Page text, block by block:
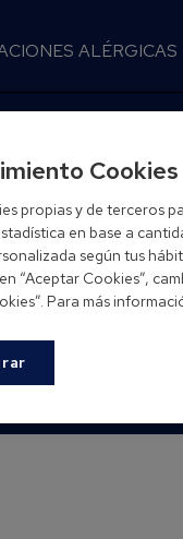
ALÉRGICAS
Cookies
propias y de terceros
en base a
según tus
“Aceptar Cookies”,
Para más